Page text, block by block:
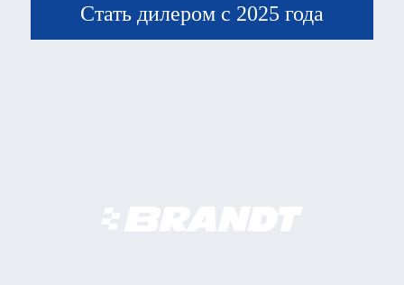
Стать дилером с 2025 года